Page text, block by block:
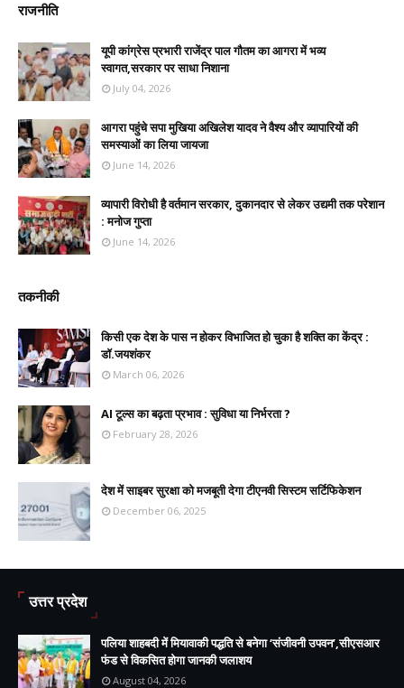
राजनीति
यूपी कांग्रेस प्रभारी राजेंद्र पाल गौतम का आगरा में भव्य
स्वागत,सरकार पर साधा निशाना
July 04, 2026
आगरा पहुंचे सपा मुखिया अखिलेश यादव ने वैश्य और व्यापारियों की
समस्याओं का लिया जायजा
June 14, 2026
व्यापारी विरोधी है वर्तमान सरकार, दुकानदार से लेकर उद्यमी तक परेशान
: मनोज गुप्ता
June 14, 2026
तकनीकी
किसी एक देश के पास न होकर विभाजित हो चुका है शक्ति का केंद्र :
डॉ.जयशंकर
March 06, 2026
AI टूल्स का बढ़ता प्रभाव : सुविधा या निर्भरता ?
February 28, 2026
देश में साइबर सुरक्षा को मजबूती देगा टीएनवी सिस्टम सर्टिफिकेशन
December 06, 2025
उत्तर प्रदेश
पलिया शाहबदी में मियावाकी पद्धति से बनेगा ‘संजीवनी उपवन’,सीएसआर
फंड से विकसित होगा जानकी जलाशय
August 04, 2026